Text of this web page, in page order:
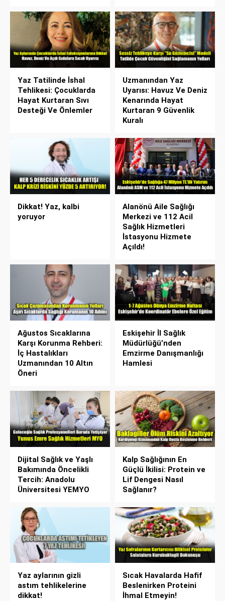
Yaz Tatilinde İshal
Tehlikesi: Çocuklarda
Hayat Kurtaran Sıvı
Desteği Ve Önlemler
Uzmanından Yaz
Uyarısı: Havuz Ve Deniz
Kenarında Hayat
Kurtaran 9 Güvenlik
Kuralı
Dikkat! Yaz, kalbi
yoruyor
Alanönü Aile Sağlığı
Merkezi ve 112 Acil
Sağlık Hizmetleri
İstasyonu Hizmete
Açıldı!
Ağustos Sıcaklarına
Karşı Korunma Rehberi:
İç Hastalıkları
Uzmanından 10 Altın
Öneri
Eskişehir İl Sağlık
Müdürlüğü’nden
Emzirme Danışmanlığı
Hamlesi
Dijital Sağlık ve Yaşlı
Bakımında Öncelikli
Tercih: Anadolu
Üniversitesi YEMYO
Kalp Sağlığının En
Güçlü İkilisi: Protein ve
Lif Dengesi Nasıl
Sağlanır?
Yaz aylarının gizli
astım tehlikelerine
dikkat!
Sıcak Havalarda Hafif
Beslenirken Proteini
İhmal Etmeyin!